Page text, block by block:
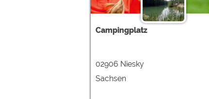
Campingplatz
02906 Niesky
Sachsen
Google Maps
Google reCAPTCHA